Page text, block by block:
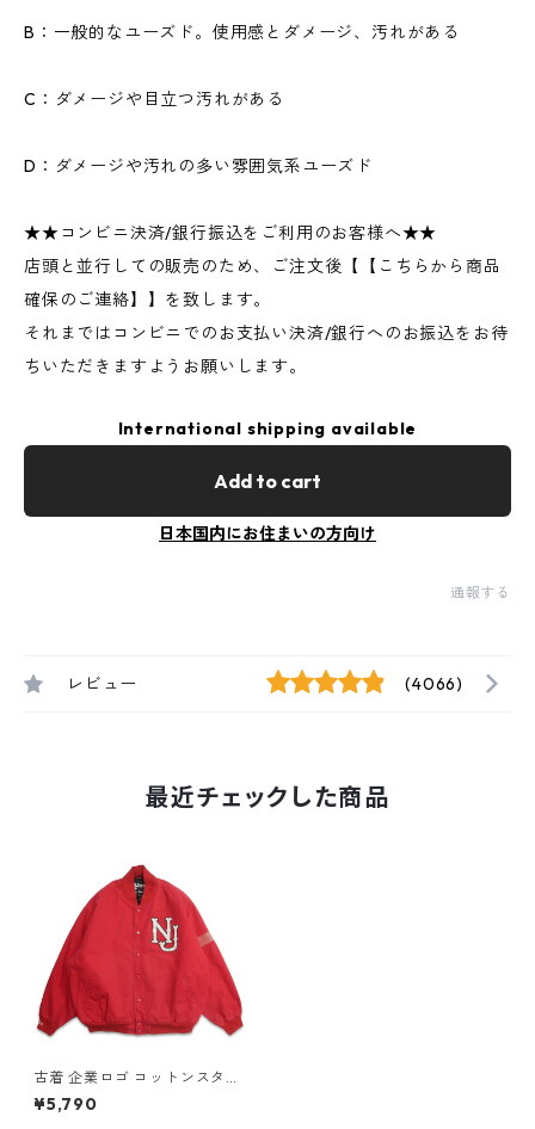
B：一般的なユーズド。使用感とダメージ、汚れがある
C：ダメージや目立つ汚れがある
D：ダメージや汚れの多い雰囲気系ユーズド
★★コンビニ決済/銀行振込をご利用のお客様へ★★
店頭と並行しての販売のため、ご注文後【【こちらから商品
確保のご連絡】】を致します。
それまではコンビニでのお支払い決済/銀行へのお振込をお待
ちいただきますようお願いします。
International shipping available
Add to cart
日本国内にお住まいの方向け
通報する
レビュー (4066)
最近チェックした商品
古着 企業ロゴ コットンスタジ
ャン レッド 表記：3XL gd4
07813n w51120
¥5,790